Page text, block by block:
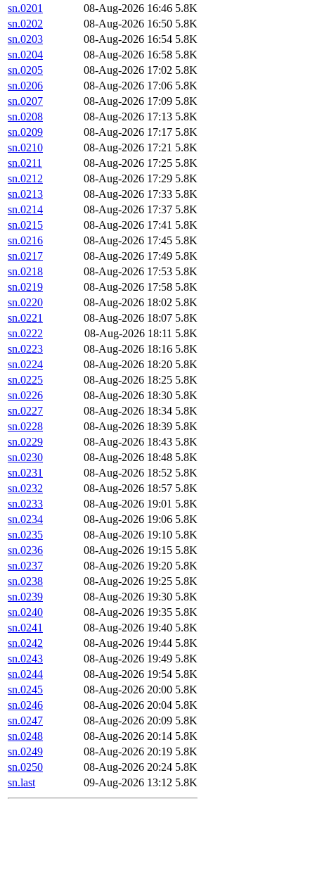
sn.0201
08-Aug-2026 16:46 5.8K
sn.0202
08-Aug-2026 16:50 5.8K
sn.0203
08-Aug-2026 16:54 5.8K
sn.0204
08-Aug-2026 16:58 5.8K
sn.0205
08-Aug-2026 17:02 5.8K
sn.0206
08-Aug-2026 17:06 5.8K
sn.0207
08-Aug-2026 17:09 5.8K
sn.0208
08-Aug-2026 17:13 5.8K
sn.0209
08-Aug-2026 17:17 5.8K
sn.0210
08-Aug-2026 17:21 5.8K
sn.0211
08-Aug-2026 17:25 5.8K
sn.0212
08-Aug-2026 17:29 5.8K
sn.0213
08-Aug-2026 17:33 5.8K
sn.0214
08-Aug-2026 17:37 5.8K
sn.0215
08-Aug-2026 17:41 5.8K
sn.0216
08-Aug-2026 17:45 5.8K
sn.0217
08-Aug-2026 17:49 5.8K
sn.0218
08-Aug-2026 17:53 5.8K
sn.0219
08-Aug-2026 17:58 5.8K
sn.0220
08-Aug-2026 18:02 5.8K
sn.0221
08-Aug-2026 18:07 5.8K
sn.0222
08-Aug-2026 18:11 5.8K
sn.0223
08-Aug-2026 18:16 5.8K
sn.0224
08-Aug-2026 18:20 5.8K
sn.0225
08-Aug-2026 18:25 5.8K
sn.0226
08-Aug-2026 18:30 5.8K
sn.0227
08-Aug-2026 18:34 5.8K
sn.0228
08-Aug-2026 18:39 5.8K
sn.0229
08-Aug-2026 18:43 5.8K
sn.0230
08-Aug-2026 18:48 5.8K
sn.0231
08-Aug-2026 18:52 5.8K
sn.0232
08-Aug-2026 18:57 5.8K
sn.0233
08-Aug-2026 19:01 5.8K
sn.0234
08-Aug-2026 19:06 5.8K
sn.0235
08-Aug-2026 19:10 5.8K
sn.0236
08-Aug-2026 19:15 5.8K
sn.0237
08-Aug-2026 19:20 5.8K
sn.0238
08-Aug-2026 19:25 5.8K
sn.0239
08-Aug-2026 19:30 5.8K
sn.0240
08-Aug-2026 19:35 5.8K
sn.0241
08-Aug-2026 19:40 5.8K
sn.0242
08-Aug-2026 19:44 5.8K
sn.0243
08-Aug-2026 19:49 5.8K
sn.0244
08-Aug-2026 19:54 5.8K
sn.0245
08-Aug-2026 20:00 5.8K
sn.0246
08-Aug-2026 20:04 5.8K
sn.0247
08-Aug-2026 20:09 5.8K
sn.0248
08-Aug-2026 20:14 5.8K
sn.0249
08-Aug-2026 20:19 5.8K
sn.0250
08-Aug-2026 20:24 5.8K
sn.last
09-Aug-2026 13:12 5.8K